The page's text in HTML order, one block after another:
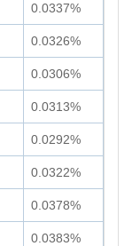
0.0337%
0.0326%
0.0306%
0.0313%
0.0292%
0.0322%
0.0378%
0.0383%